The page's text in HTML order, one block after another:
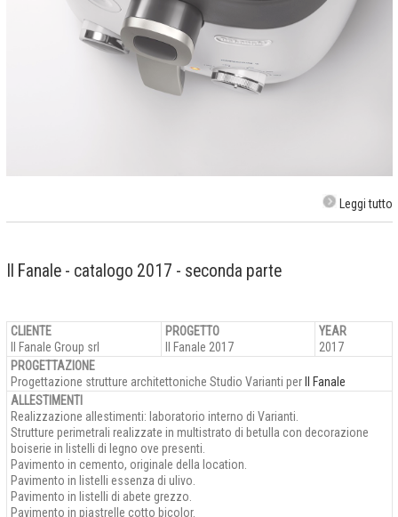
Leggi tutto
Il Fanale - catalogo 2017 - seconda parte
CLIENTE
Il Fanale Group srl
PROGETTO
Il Fanale 2017
YEAR
2017
PROGETTAZIONE
Progettazione strutture architettoniche Studio Varianti per
Il Fanale
ALLESTIMENTI
Realizzazione allestimenti: laboratorio interno di Varianti.
Strutture perimetrali realizzate in multistrato di betulla con decorazione
boiserie in listelli di legno ove presenti.
Pavimento in cemento, originale della location.
Pavimento in listelli essenza di ulivo.
Pavimento in listelli di abete grezzo.
Pavimento in piastrelle cotto bicolor.